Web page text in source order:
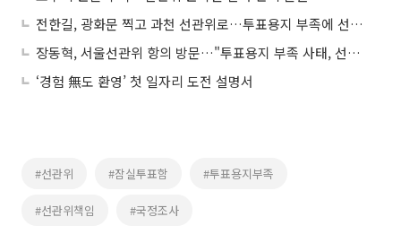
전한길, 광화문 찍고 과천 선관위로…투표용지 부족에 선거 무효 주장
장동혁, 서울선관위 항의 방문…"투표용지 부족 사태, 선거 오염…개표 즉각 중단해야"
‘경험 無도 환영’ 첫 일자리 도전 설명서
#선관위 #잠실투표함 #투표용지부족
#선관위책임 #국정조사